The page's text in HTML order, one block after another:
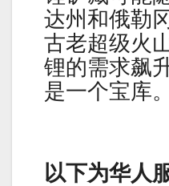
达州和俄勒
古老超级火
锂的需求飙
是一个宝库。
以下为华人